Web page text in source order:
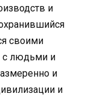
и
своими
с людьми и
и
и